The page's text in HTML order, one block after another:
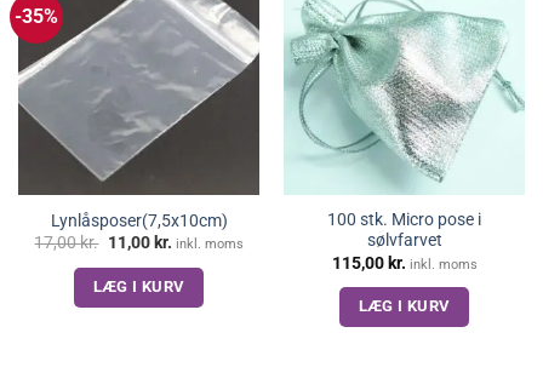
-35%
Lynlåsposer(7,5x10cm)
17,00kr. Den
oprindelige
pris
var:
17,00 kr..
11,00 kr.Den
pris
er:
11,00 kr..
inkl. moms
LÆG I KURV
100 stk. Micro pose i
sølvfarvet
115,00 kr. inkl. moms
LÆG I KURV